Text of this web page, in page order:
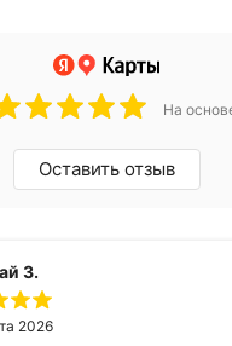
На
Оставить отзыв
З.
2026